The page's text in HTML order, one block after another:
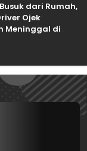
dari Rumah,
Ojek
Meninggal di
Kota Padang